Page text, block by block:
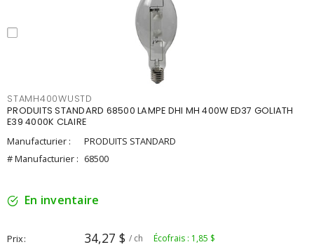
STAMH400WUSTD
PRODUITS STANDARD 68500 LAMPE DHI MH 400W ED37 GOLIATH
E39 4000K CLAIRE
Manufacturier :
PRODUITS STANDARD
# Manufacturier : 68500
En inventaire
Prix 34,27 $ / ch Écofrais : 1,85 $